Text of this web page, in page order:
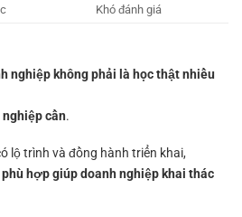
Khó đánh giá
nghiệp không phải là học thật nhiều
cần.
lộ trình và đồng hành triển khai,
hợp giúp doanh nghiệp khai thác